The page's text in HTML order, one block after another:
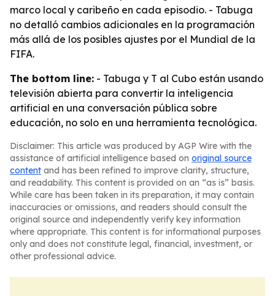
marco local y caribeño en cada episodio. - Tabuga
no detalló cambios adicionales en la programación
más allá de los posibles ajustes por el Mundial de la
FIFA.
The bottom line: - Tabuga y T al Cubo están usando
televisión abierta para convertir la inteligencia
artificial en una conversación pública sobre
educación, no solo en una herramienta tecnológica.
Disclaimer: This article was produced by AGP Wire with the
assistance of artificial intelligence based on original source
content and has been refined to improve clarity, structure,
and readability. This content is provided on an “as is” basis.
While care has been taken in its preparation, it may contain
inaccuracies or omissions, and readers should consult the
original source and independently verify key information
where appropriate. This content is for informational purposes
only and does not constitute legal, financial, investment, or
other professional advice.